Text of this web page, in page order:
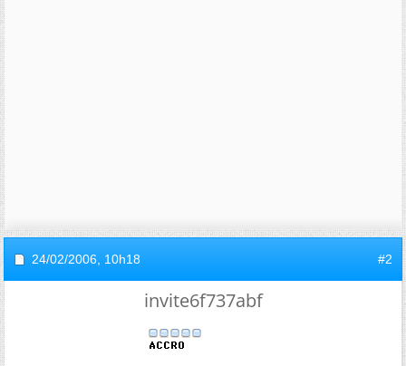
24/02/2006, 10h18 #2
invite6f737abf